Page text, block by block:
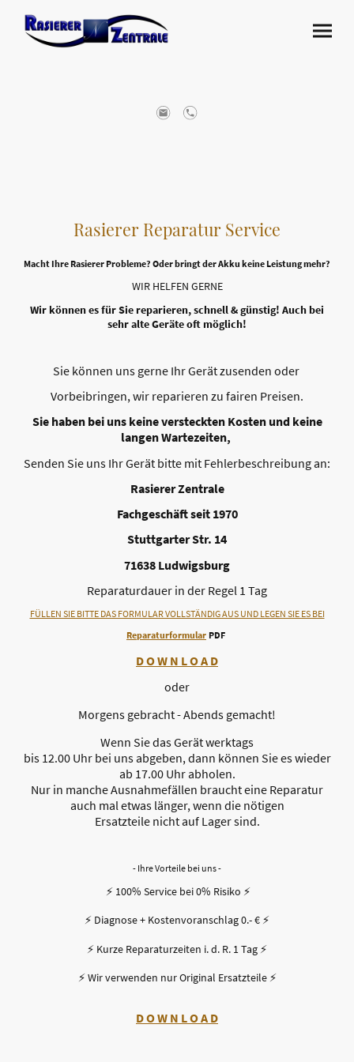
Rasierer Reparatur Service
Macht Ihre Rasierer Probleme? Oder bringt der Akku keine Leistung mehr?
WIR HELFEN GERNE
Wir können es für Sie reparieren, schnell & günstig! Auch bei
sehr alte Geräte oft möglich!
Sie können uns gerne Ihr Gerät zusenden oder
Vorbeibringen, wir reparieren zu fairen Preisen.
Sie haben bei uns keine versteckten Kosten und keine
langen Wartezeiten,
Senden Sie uns Ihr Gerät bitte mit Fehlerbeschreibung an:
Rasierer Zentrale
Fachgeschäft seit 1970
Stuttgarter Str. 14
71638 Ludwigsburg
Reparaturdauer in der Regel 1 Tag
FÜLLEN SIE BITTE DAS FORMULAR VOLLSTÄNDIG AUS UND LEGEN SIE ES BEI
Reparaturformular PDF
D O W N L O A D
oder
Morgens gebracht - Abends gemacht!
Wenn Sie das Gerät werktags
bis 12.00 Uhr bei uns abgeben, dann können Sie es wieder
ab 17.00 Uhr abholen.
Nur in manche Ausnahmefällen braucht eine Reparatur
auch mal etwas länger, wenn die nötigen
Ersatzteile nicht auf Lager sind.
- Ihre Vorteile bei uns -
⚡ 100% Service bei 0% Risiko ⚡
⚡ Diagnose + Kostenvoranschlag 0.- € ⚡
⚡ Kurze Reparaturzeiten i. d. R. 1 Tag ⚡
⚡ Wir verwenden nur Original Ersatzteile ⚡
D O W N L O A D